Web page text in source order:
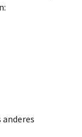
anderes